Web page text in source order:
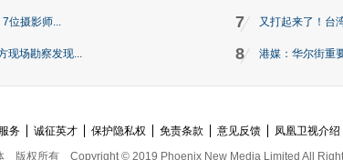
位摄影师...
现场勘察发现...
7 又打起来了！台
8 港媒：华尔街重
务 诚征英才 保护隐私权 免责条款 意见反馈 凤凰卫视介绍
版权所有 Copyright © 2019 Phoenix New Media Limited All